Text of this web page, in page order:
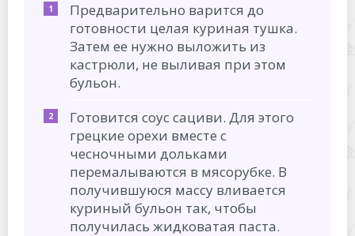
Предварительно варится до
готовности целая куриная тушка.
Затем ее нужно выложить из
кастрюли, не выливая при этом
бульон.
Готовится соус сациви. Для этого
грецкие орехи вместе с
чесночными дольками
перемалываются в мясорубке. В
получившуюся массу вливается
куриный бульон так, чтобы
получилась жидковатая паста.